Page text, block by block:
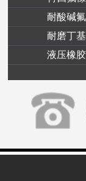
耐酸碱
耐磨丁
液压橡